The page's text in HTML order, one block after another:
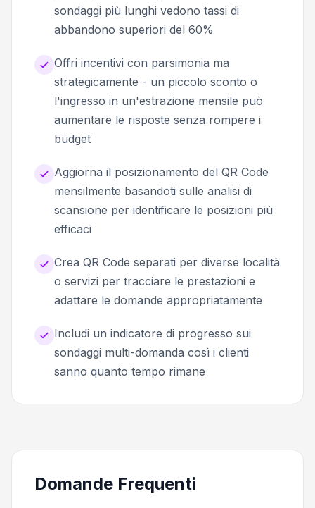
sondaggi più lunghi vedono tassi di
abbandono superiori del 60%
Offri incentivi con parsimonia ma
strategicamente - un piccolo sconto o
l'ingresso in un'estrazione mensile può
aumentare le risposte senza rompere i
budget
Aggiorna il posizionamento del QR Code
mensilmente basandoti sulle analisi di
scansione per identificare le posizioni più
efficaci
Crea QR Code separati per diverse località
o servizi per tracciare le prestazioni e
adattare le domande appropriatamente
Includi un indicatore di progresso sui
sondaggi multi-domanda così i clienti
sanno quanto tempo rimane
Domande Frequenti